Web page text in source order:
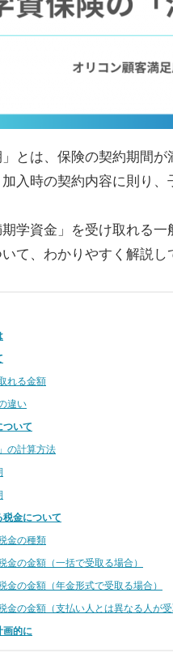
とは、保険の契約期間が
入時の契約内容に則り、
学資金」を受け取れる
て、わかりやすく解説し
れる金額
違い
ついて
の計算方法
金について
金の種類
金の金額（一括で受取る場合）
金の金額（年金形式で受取る場合）
金の金額（支払い人とは異なる人が受
画的に